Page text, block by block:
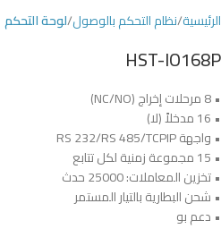
الرئيسية نظام التحكم بالوصول لوحة التحكم
HST-IO168P
• 8 مرحلات إخراج (NC/NO)
• 16 مدخلاً (لا)
• واجهة RS 232/RS 485/TCPIP
• 15 مجموعة زمنية لكل تتابع
• تخزين المعاملات: 25000 حدث
• شحن البطارية بالتيار المستمر
• دعم بو